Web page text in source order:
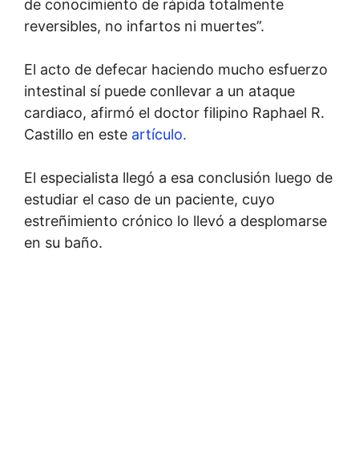
de conocimiento de rápida totalmente
reversibles, no infartos ni muertes”.
El acto de defecar haciendo mucho esfuerzo
intestinal sí puede conllevar a un ataque
cardiaco, afirmó el doctor filipino Raphael R.
Castillo en este artículo.
El especialista llegó a esa conclusión luego de
estudiar el caso de un paciente, cuyo
estreñimiento crónico lo llevó a desplomarse
en su baño.